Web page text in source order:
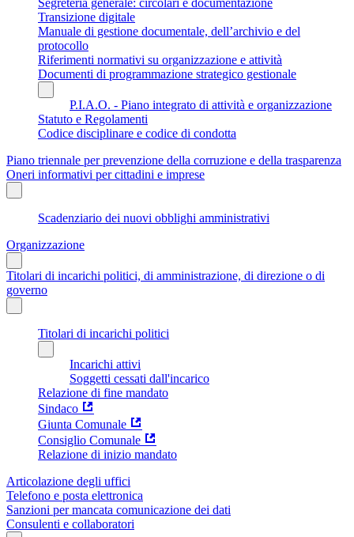
Transizione digitale
Manuale di gestione documentale, dell’archivio e del
protocollo
Riferimenti normativi su organizzazione e attività
Documenti di programmazione strategico gestionale
P.I.A.O. - Piano integrato di attività e organizzazione
Statuto e Regolamenti
Codice disciplinare e codice di condotta
Piano triennale per prevenzione della corruzione e della trasparenza
Oneri informativi per cittadini e imprese
Scadenziario dei nuovi obblighi amministrativi
Organizzazione
Titolari di incarichi politici, di amministrazione, di direzione o di
governo
Titolari di incarichi politici
Incarichi attivi
Soggetti cessati dall'incarico
Relazione di fine mandato
Sindaco
Giunta Comunale
Consiglio Comunale
Relazione di inizio mandato
Articolazione degli uffici
Telefono e posta elettronica
Sanzioni per mancata comunicazione dei dati
Consulenti e collaboratori